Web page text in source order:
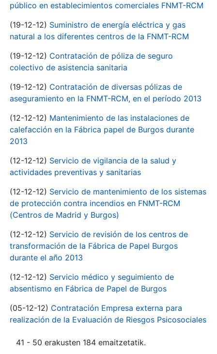
público en establecimientos comerciales FNMT-RCM
(19-12-12) Suministro de energía eléctrica y gas
natural a los diferentes centros de la FNMT-RCM
(19-12-12) Contratación de póliza de seguro
colectivo de asistencia sanitaria
(19-12-12) Contratación de diversas pólizas de
aseguramiento en la FNMT-RCM, en el período 2013
(12-12-12) Mantenimiento de las instalaciones de
calefacción en la Fábrica papel de Burgos durante
2013
(12-12-12) Servicio de vigilancia de la salud y
actividades preventivas y sanitarias
(12-12-12) Servicio de mantenimiento de los sistemas
de protección contra incendios en FNMT-RCM
(Centros de Madrid y Burgos)
(12-12-12) Servicio de revisión de los centros de
transformación de la Fábrica de Papel Burgos
durante el año 2013
(12-12-12) Servicio médico y seguimiento de
absentismo en Fábrica de Papel de Burgos
(05-12-12) Contratación Empresa externa para
realización de la Evaluación de Riesgos Psicosociales
41 - 50 erakusten 184 emaitzetatik.